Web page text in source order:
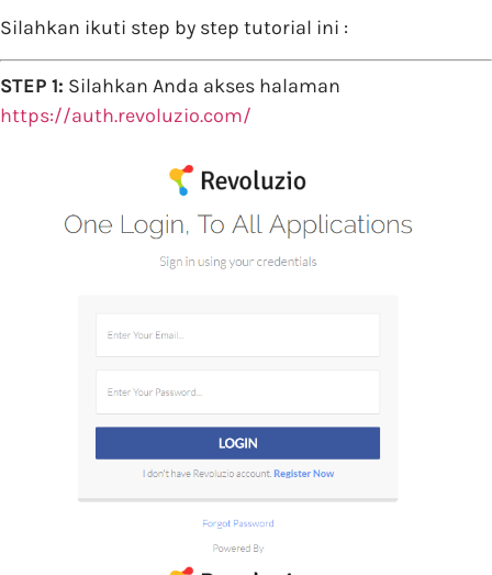
Silahkan ikuti step by step tutorial ini :
STEP 1: Silahkan Anda akses halaman
https://auth.revoluzio.com/